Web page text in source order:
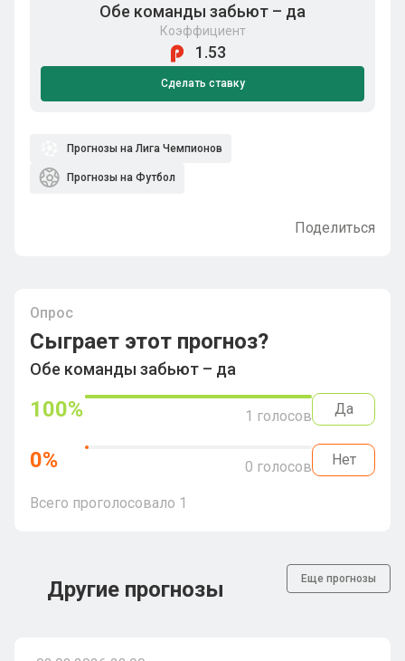
Обе команды забьют – да
Коэффициент
1.53
Сделать ставку
Прогнозы на Лига Чемпионов
Прогнозы на Футбол
Поделиться
Опрос
Сыграет этот прогноз?
Обе команды забьют – да
100% 1 голосов Да
0% 0 голосов Нет
Всего проголосовало 1
Другие прогнозы Еще прогнозы